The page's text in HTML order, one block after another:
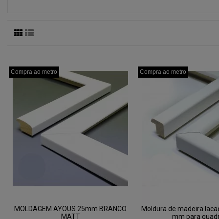
Compra ao metro
Compra ao metro
Compra ao metro
MOLDAGEM AYOUS 25mm BRANCO
MATT
Compra ao metro
Compra ao metro
Compra ao metro
Moldura de madeira
mm para